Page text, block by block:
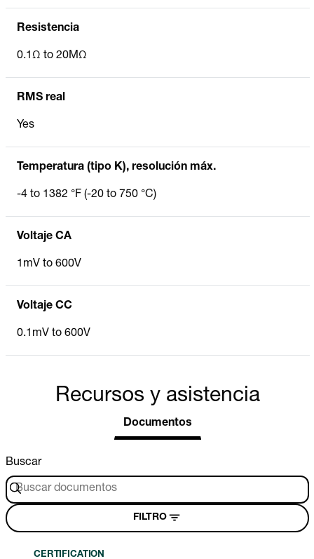
Resistencia
0.1Ω to 20MΩ
RMS real
Yes
Temperatura (tipo K), resolución máx.
-4 to 1382 °F (-20 to 750 °C)
Voltaje CA
1mV to 600V
Voltaje CC
0.1mV to 600V
Recursos y asistencia
Documentos
Buscar
FILTRO
CERTIFICATION